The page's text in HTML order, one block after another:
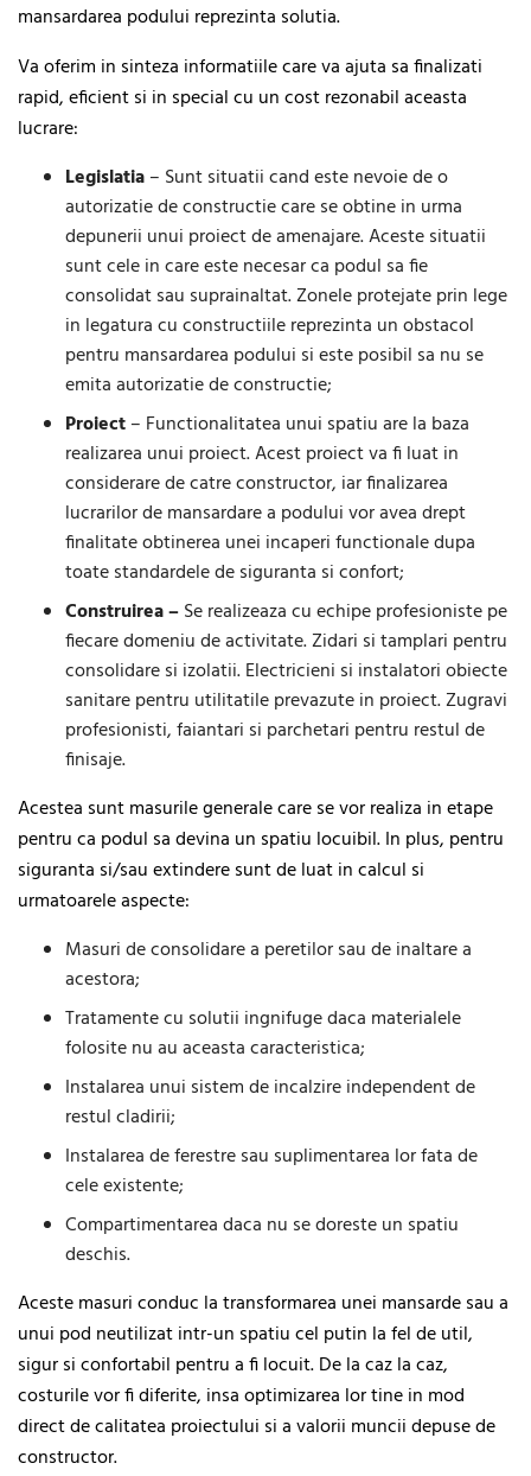
mansardarea podului reprezinta solutia.
Va oferim in sinteza informatiile care va ajuta sa finalizati
rapid, eficient si in special cu un cost rezonabil aceasta
lucrare:
Legislatia– Sunt situatii cand este nevoie de o
autorizatie de constructie care se obtine in urma
depunerii unui proiect de amenajare. Aceste situatii
sunt cele in care este necesar ca podul sa fie
consolidat sau suprainaltat. Zonele protejate prin lege
in legatura cu constructiile reprezinta un obstacol
pentru mansardarea podului si este posibil sa nu se
emita autorizatie de constructie;
Proiect– Functionalitatea unui spatiu are la baza
realizarea unui proiect. Acest proiect va fi luat in
considerare de catre constructor, iar finalizarea
lucrarilor de mansardare a podului vor avea drept
finalitate obtinerea unei incaperi functionale dupa
toate standardele de siguranta si confort;
Construirea –Se realizeaza cu echipe profesioniste pe
fiecare domeniu de activitate. Zidari si tamplari pentru
consolidare si izolatii. Electricieni si instalatori obiecte
sanitare pentru utilitatile prevazute in proiect. Zugravi
profesionisti, faiantari si parchetari pentru restul de
finisaje.
Acestea sunt masurile generale care se vor realiza in etape
pentru ca podul sa devina un spatiu locuibil. In plus, pentru
siguranta si/sau extindere sunt de luat in calcul si
urmatoarele aspecte:
Masuri de consolidare a peretilor sau de inaltare a
acestora;
Tratamente cu solutii ingnifuge daca materialele
folosite nu au aceasta caracteristica;
Instalarea unui sistem de incalzire independent de
restul cladirii;
Instalarea de ferestre sau suplimentarea lor fata de
cele existente;
Compartimentarea daca nu se doreste un spatiu
deschis.
Aceste masuri conduc la transformarea unei mansarde sau a
unui pod neutilizat intr-un spatiu cel putin la fel de util,
sigur si confortabil pentru a fi locuit. De la caz la caz,
costurile vor fi diferite, insa optimizarea lor tine in mod
direct de calitatea proiectului si a valorii muncii depuse de
constructor.